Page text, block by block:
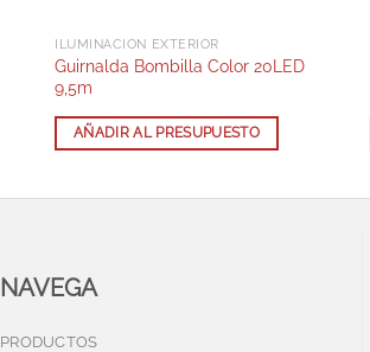
ILUMINACIÓN EXTERIOR
Guirnalda Bombilla Color 20LED
9,5m
AÑADIR AL PRESUPUESTO
NAVEGA
PRODUCTOS